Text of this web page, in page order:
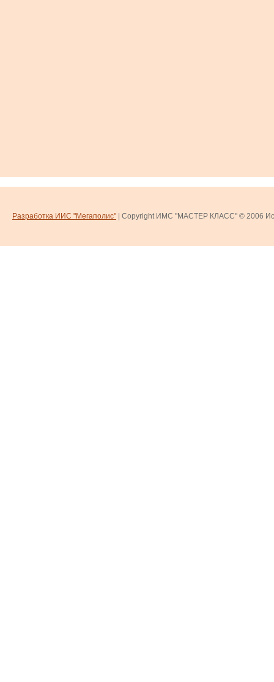
Разработка ИИС "Мегаполис" | Copyright ИМС "МАСТЕР КЛАСС" © 2006